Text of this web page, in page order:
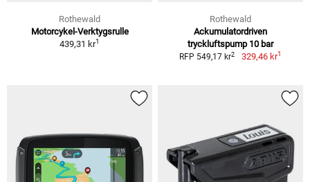
Rothewald
Motorcykel-Verktygsrulle
439,31 kr1
Rothewald
Ackumulatordriven
tryckluftspump 10 bar
RFP 549,17 kr2 329,46 kr1